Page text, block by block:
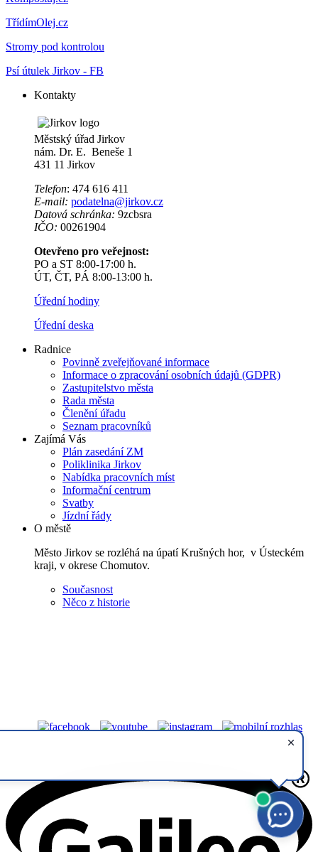
TřídímOlej.cz
Stromy pod kontrolou
Psí útulek Jirkov - FB
Kontakty
Městský úřad Jirkov
nám. Dr. E. Beneše 1
431 11 Jirkov
Telefon: 474 616 411
E-mail: podatelna@jirkov.cz
Datová schránka: 9zcbsra
IČO: 00261904
Otevřeno pro veřejnost:
PO a ST 8:00-17:00 h.
ÚT, ČT, PÁ 8:00-13:00 h.
Úřední hodiny
Úřední deska
Radnice
Povinně zveřejňované informace
Informace o zpracování osobních údajů (GDPR)
Zastupitelstvo města
Rada města
Členění úřadu
Seznam pracovníků
Zajímá Vás
Plán zasedání ZM
Poliklinika Jirkov
Nabídka pracovních míst
Informační centrum
Svatby
Jízdní řády
O městě
Město Jirkov se rozléhá na úpatí Krušných hor, v Ústeckém
kraji, v okrese Chomutov.
Současnost
Něco z historie